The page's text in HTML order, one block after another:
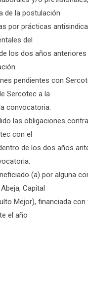
de la postulación
por prácticas
del
los dos años
pendientes con
Sercotec a la
convocatoria.
las obligaciones
con el
de los dos años
(a) por alguna
Capital
Mejor), financiada
el año